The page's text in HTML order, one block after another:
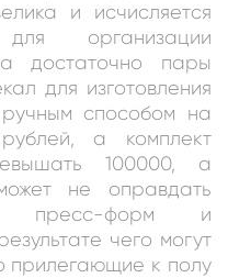
и исчисляется
организации
достаточно пары
для изготовления
способом на
а комплект
100000, а
не оправдать
пресс-форм и
чего могут
прилегающие к полу